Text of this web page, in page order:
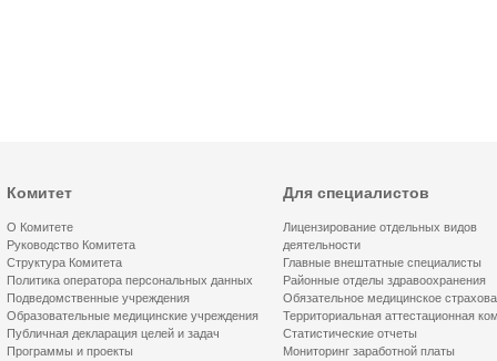
Комитет
О Комитете
Руководство Комитета
Структура Комитета
Политика оператора персональных данных
Подведомственные учреждения
Образовательные медицинские учреждения
Публичная декларация целей и задач
Программы и проекты
Для специалистов
Лицензирование отдельных видов
деятельности
Главные внештатные специалисты
Районные отделы здравоохранения
Обязательное медицинское
Территориальная аттестационная
Статистические отчеты
Мониторинг заработной платы